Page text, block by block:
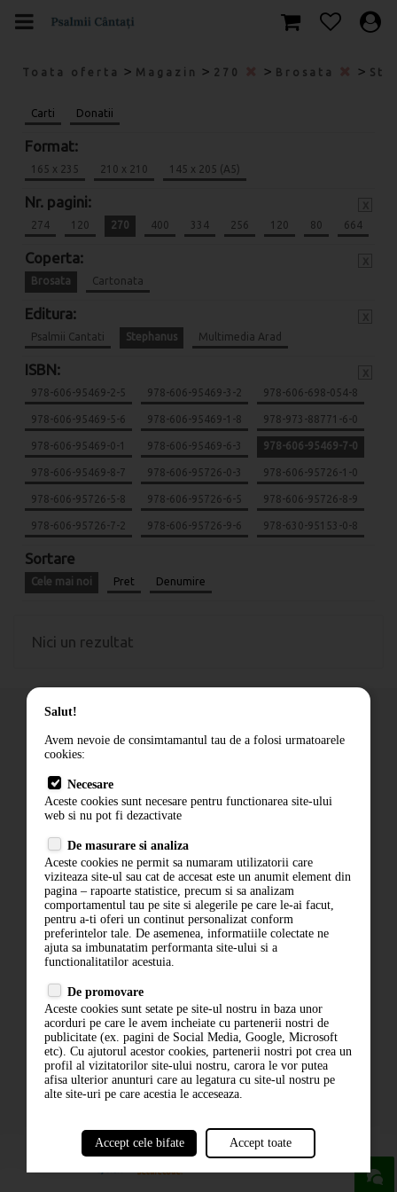
Toata oferta > Magazin > 270 > Brosata >
Carti Donatii
Format:
165 x 235 210 x 210 145 x 205 (A5)
Nr. pagini:
274 120 270 400 334 256 120 80 664
Coperta:
Brosata Cartonata
Editura:
Psalmii Cantati Stephanus Multimedia Arad
ISBN:
978-606-95469-2-5 978-606-95469-3-2 978-606-698-054-8
978-606-95469-5-6 978-606-95469-1-8 978-973-88771-6-0
978-606-95469-0-1 978-606-95469-6-3 978-606-95469-7-0
978-606-95469-8-7 978-606-95726-0-3 978-606-95726-1-0
978-606-95726-5-8 978-606-95726-6-5 978-606-95726-8-9
978-606-95726-7-2 978-606-95726-9-6 978-630-95153-0-8
Sortare
Cele mai noi Pret Denumire
Nici un rezultat
Cum comand
Livrare
Contact
Politica de confidentialitate
ANPC
ABONARE LA NEWSLETTER
ABONARE
Salut!
Avem nevoie de consimtamantul tau de a folosi urmatoarele
cookies:
Necesare
Aceste cookies sunt necesare pentru functionarea site-ului
web si nu pot fi dezactivate
De masurare si analiza
Aceste cookies ne permit sa numaram utilizatorii care
viziteaza site-ul sau cat de accesat este un anumit element din
pagina – rapoarte statistice, precum si sa analizam
comportamentul tau pe site si alegerile pe care le-ai facut,
pentru a-ti oferi un continut personalizat conform
preferintelor tale. De asemenea, informatiile colectate ne
ajuta sa imbunatatim performanta site-ului si a
functionalitatilor acestuia.
De promovare
Aceste cookies sunt setate pe site-ul nostru in baza unor
acorduri pe care le avem incheiate cu partenerii nostri de
publicitate (ex. pagini de Social Media, Google, Microsoft
etc). Cu ajutorul acestor cookies, partenerii nostri pot crea un
profil al vizitatorilor site-ului nostru, carora le vor putea
afisa ulterior anunturi care au legatura cu site-ul nostru pe
alte site-uri pe care acestia le acceseaza.
Accept cele bifate Accept toate